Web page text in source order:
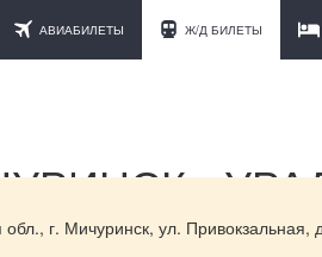
АВИАБИЛЕТЫ Ж/Д БИЛЕТЫ
-
г. Мичуринск, ул. Привокзальная,